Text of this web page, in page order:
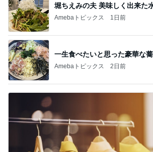
堀ちえみの夫 美味しく出来た
Amebaトピックス 1日前
一生食べたいと思った豪華な
Amebaトピックス 2日前